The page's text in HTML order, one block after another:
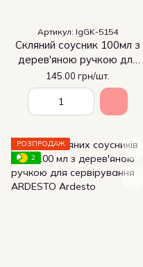
Артикул: IgGK-5154
Скляний соусник 100мл з
дерев'яною ручкою для
сервірування
145.00 грн/шт.
РОЗПРОДАЖ
2